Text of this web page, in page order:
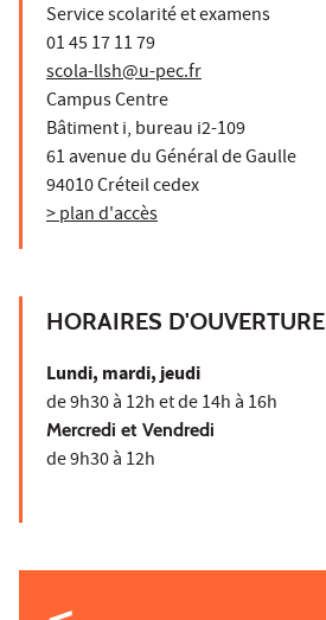
Service scolarité et examens
01 45 17 11 79
scola-llsh@u-pec.fr
Campus Centre
Bâtiment i, bureau i2-109
61 avenue du Général de Gaulle
94010 Créteil cedex
> plan d'accès
HORAIRES D'OUVERTURE
Lundi, mardi, jeudi
de 9h30 à 12h et de 14h à 16h
Mercredi et Vendredi
de 9h30 à 12h